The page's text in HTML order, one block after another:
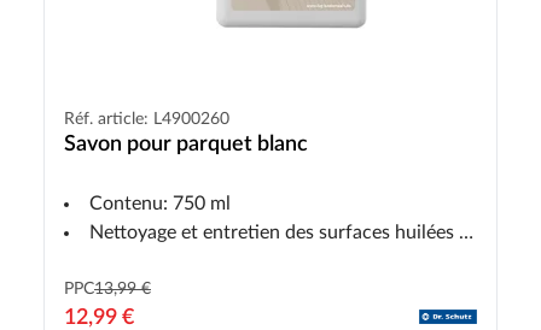
Réf. article: L4900260
Savon pour parquet blanc
Contenu: 750 ml
Nettoyage et entretien des surfaces huilées blanches
PPC13,99 €
12,99 €